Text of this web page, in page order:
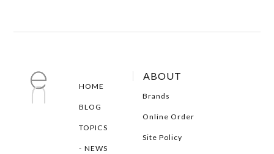
HOME
BLOG
TOPICS
NEWS
ABOUT
Brands
Online Order
Site Policy